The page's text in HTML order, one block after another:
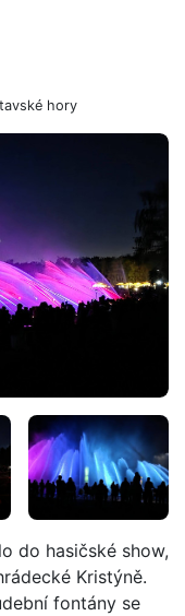
hory
do hasičské show,
Kristýně.
fontány se